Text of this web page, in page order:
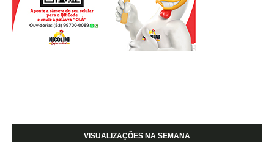
VISUALIZAÇÕES NA SEMANA